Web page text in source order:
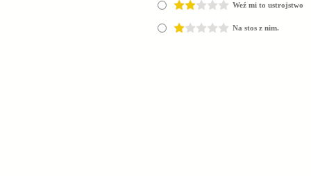
Weź mi to ustrojstwo
Na stos z nim.